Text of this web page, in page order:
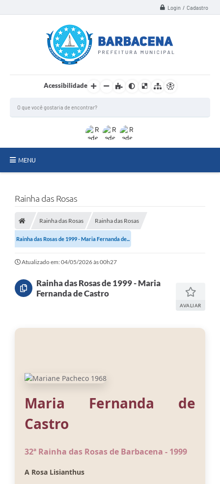
Login / Cadastro
Acessibilidade
MENU
Secretarias
Meio Ambiente
EDOB
Ouvidoria
Transparência
Serviços
Conta de água (SAS)
Cultura
Rainha das Rosas
Rainha das Rosas Rainha das Rosas
Rainha das Rosas de 1999 - Maria Fernanda de...
Atualizado em: 04/05/2026 às 00h27
Rainha das Rosas de 1999 - Maria
Fernanda de Castro
AVALIAR
Maria Fernanda de
Castro
32ª Rainha das Rosas de Barbacena - 1999
A Rosa Lisianthus